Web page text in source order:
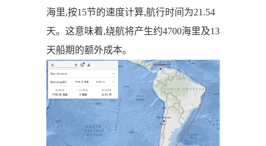
海里,按15节的速度计算,航行时间为21.54
天。这意味着,绕航将产生约4700海里及13
天船期的额外成本。